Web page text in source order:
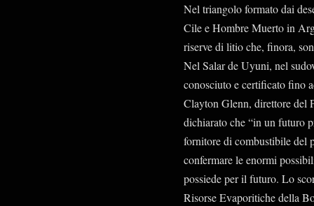
Nel triangolo formato dai
Cile e Hombre Muerto in
riserve di litio che, finora,
Nel Salar de Uyuni, nel
conosciuto e certificato fino
Clayton Glenn, direttore del
dichiarato che “in un futuro
fornitore di combustibile del
confermare le enormi
possiede per il futuro. Lo
Risorse Evaporitiche della